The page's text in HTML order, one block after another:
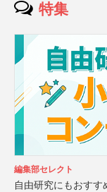
特集
編集部セレクト
自由研究にもおす